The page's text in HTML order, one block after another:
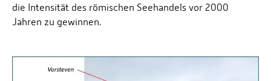
die Intensität des römischen Seehandels vor 2000
Jahren zu gewinnen.